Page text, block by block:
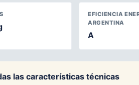
EFICIENCIA
ARGENTINA
A
las características técnicas